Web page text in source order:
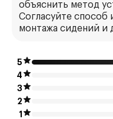
объяснить метод
Согласуйте
монтажа сидений и
5
4
3
2
1